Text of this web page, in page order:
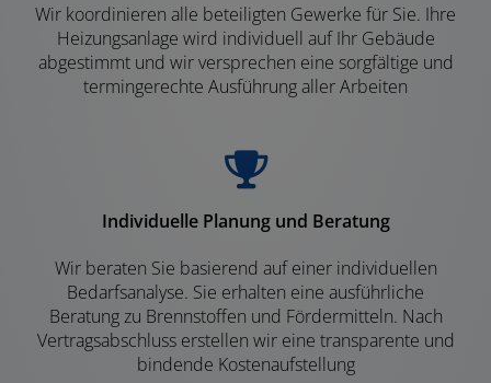
Wir koordinieren alle beteiligten Gewerke für Sie. Ihre
Heizungsanlage wird individuell auf Ihr Gebäude
abgestimmt und wir versprechen eine sorgfältige und
termingerechte Ausführung aller Arbeiten
Individuelle Planung und Beratung
Wir beraten Sie basierend auf einer individuellen
Bedarfsanalyse. Sie erhalten eine ausführliche
Beratung zu Brennstoffen und Fördermitteln. Nach
Vertragsabschluss erstellen wir eine transparente und
bindende Kostenaufstellung